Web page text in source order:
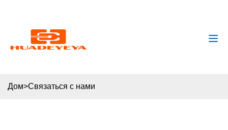
Дом>Связаться с нами